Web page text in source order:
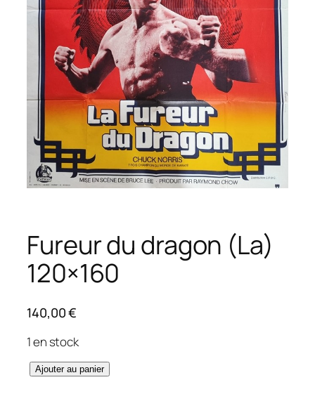
Fureur du dragon (La)
120×160
140,00€
1 en stock
q Ajouter au panier